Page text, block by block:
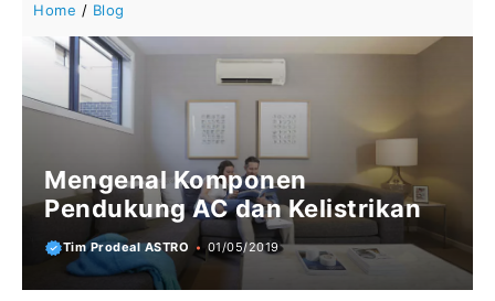
Home / Blog
Mengenal Komponen
Pendukung AC dan Kelistrikan
Tim Prodeal ASTRO 01/05/2019